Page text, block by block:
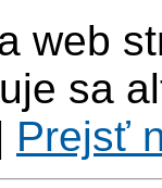
web
sa
Prejsť